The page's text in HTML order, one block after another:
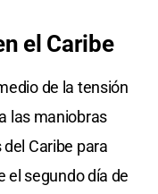
el Caribe
de la tensión
las maniobras
Caribe para
el segundo día de